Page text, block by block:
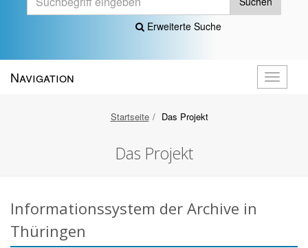
Erweiterte Suche
öffnen
Navigation
Startseite Das Projekt
Das Projekt
Informationssystem der Archive in
Thüringen